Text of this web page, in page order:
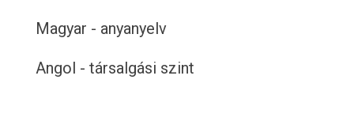
Magyar - anyanyelv
Angol - társalgási szint